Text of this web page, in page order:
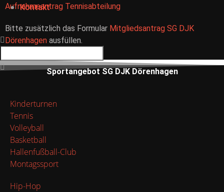
Kontakt
Aufnahmeantrag Tennisabteilung
Bitte zusätzlich das Formular Mitgliedsantrag SG DJK
Dörenhagen ausfüllen.
Sportangebot SG DJK Dörenhagen
Kinderturnen
Tennis
Volleyball
Basketball
Hallenfußball-Club
Montagssport
Hip-Hop